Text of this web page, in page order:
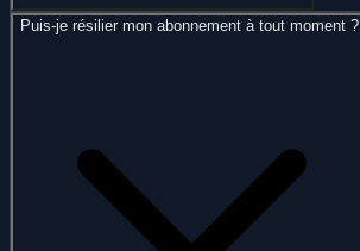
Puis-je résilier mon abonnement à tout moment ?